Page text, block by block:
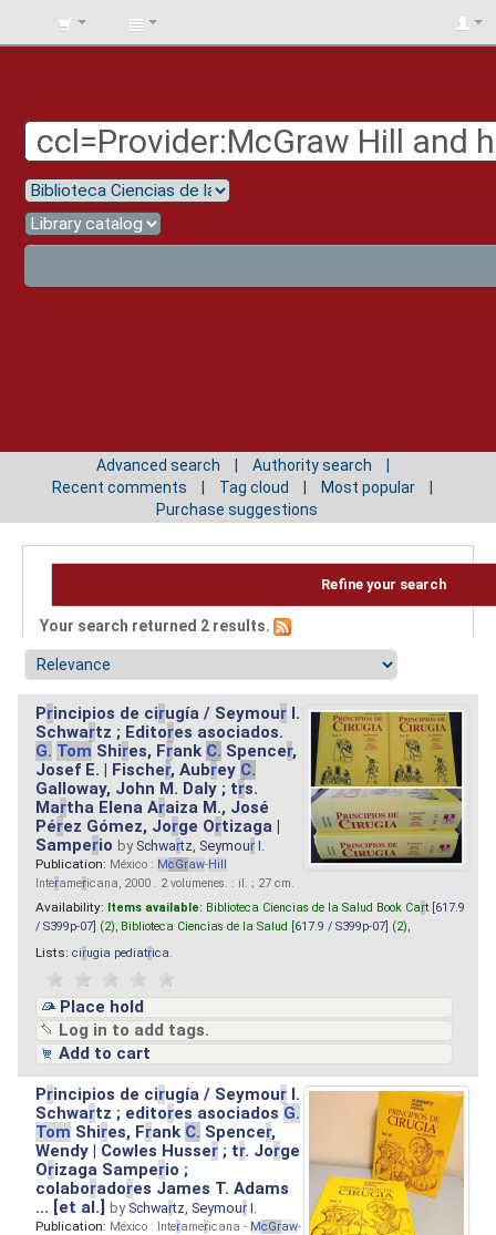
BIBLIOTECA
Advanced search
Authority search
Recent comments
Tag cloud
Most popular
Purchase suggestions
Refine your search
Your search returned 2 results.
Principios de cirugía / Seymour I.
Schwartz ; Editores asociados.
G. Tom Shires, Frank C. Spencer,
Josef E. | Fischer, Aubrey C.
Galloway, John M. Daly ; trs.
Martha Elena Araiza M., José
Pérez Gómez, Jorge Ortizaga |
Samperio by Schwartz, Seymour I.
Publication: México : McGraw-Hill
Interamericana, 2000 . 2 volumenes. : il. ; 27 cm.
Availability: Items available: Biblioteca Ciencias de la Salud Book Cart [ 617.9
/ S399p-07 ] (2), Biblioteca Ciencias de la Salud [ 617.9 / S399p-07 ] (2),
Lists: cirugia pediatrica
Place hold
Log in to add tags.
Add to cart
Principios de cirugía / Seymour I.
Schwartz ; editores asociados G.
Tom Shires, Frank C. Spencer,
Wendy | Cowles Husser ; tr. Jorge
Orizaga Samperio ;
colaboradores James T. Adams
... [et al.]by Schwartz, Seymour I.
Publication: México : Interamericana - McGraw-